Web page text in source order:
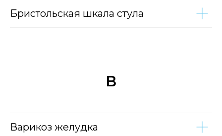
Бристольская шкала стула
В
Варикоз желудка